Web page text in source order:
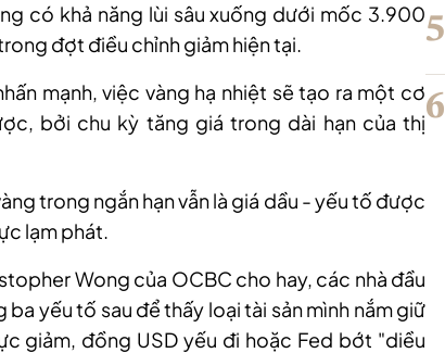
có khả năng lùi sâu xuống dưới mốc 3.900
đợt điều chỉnh giảm hiện tại.
mạnh, việc vàng hạ nhiệt sẽ tạo ra một cơ
bởi chu kỳ tăng giá trong dài hạn của thị
trong ngắn hạn vẫn là giá dầu - yếu tố được
lạm phát.
Wong của OCBC cho hay, các nhà đầu
yếu tố sau để thấy loại tài sản mình nắm giữ
giảm, đồng USD yếu đi hoặc Fed bớt "diều
5
6